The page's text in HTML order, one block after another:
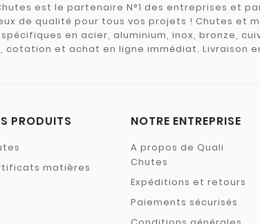
est le partenaire N°1 des entreprises et
de qualité pour tous vos projets ! Chutes et
spécifiques en acier, aluminium, inox, bronze,
cotation et achat en ligne immédiat. Livraison
PRODUITS
matières
NOTRE ENTREPRISE
A propos de Quali
Chutes
Expéditions et retours
Paiements sécurisés